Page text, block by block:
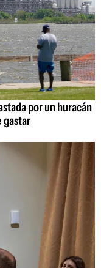
por un huracán
gastar